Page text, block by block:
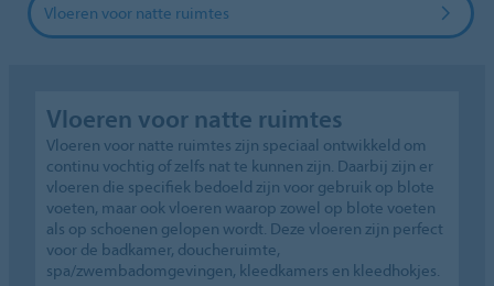
Vloeren voor natte ruimtes
Vloeren voor natte ruimtes
Vloeren voor natte ruimtes zijn speciaal ontwikkeld om
continu vochtig of zelfs nat te kunnen zijn. Daarbij zijn er
vloeren die specifiek bedoeld zijn voor gebruik op blote
voeten, maar ook vloeren waarop zowel op blote voeten
als op schoenen gelopen wordt. Deze vloeren zijn perfect
voor de badkamer, doucheruimte,
spa/zwembadomgevingen, kleedkamers en kleedhokjes.